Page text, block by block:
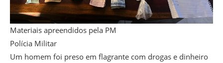
Materiais apreendidos pela PM
Polícia Militar
Um homem foi preso em flagrante com drogas e dinheiro